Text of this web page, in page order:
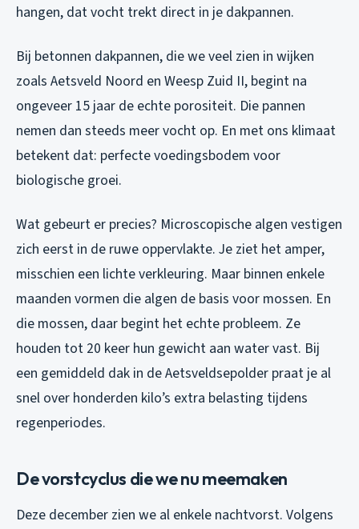
hangen, dat vocht trekt direct in je dakpannen.
Bij betonnen dakpannen, die we veel zien in wijken
zoals Aetsveld Noord en Weesp Zuid II, begint na
ongeveer 15 jaar de echte porositeit. Die pannen
nemen dan steeds meer vocht op. En met ons klimaat
betekent dat: perfecte voedingsbodem voor
biologische groei.
Wat gebeurt er precies? Microscopische algen vestigen
zich eerst in de ruwe oppervlakte. Je ziet het amper,
misschien een lichte verkleuring. Maar binnen enkele
maanden vormen die algen de basis voor mossen. En
die mossen, daar begint het echte probleem. Ze
houden tot 20 keer hun gewicht aan water vast. Bij
een gemiddeld dak in de Aetsveldsepolder praat je al
snel over honderden kilo’s extra belasting tijdens
regenperiodes.
De vorstcyclus die we nu meemaken
Deze december zien we al enkele nachtvorst. Volgens